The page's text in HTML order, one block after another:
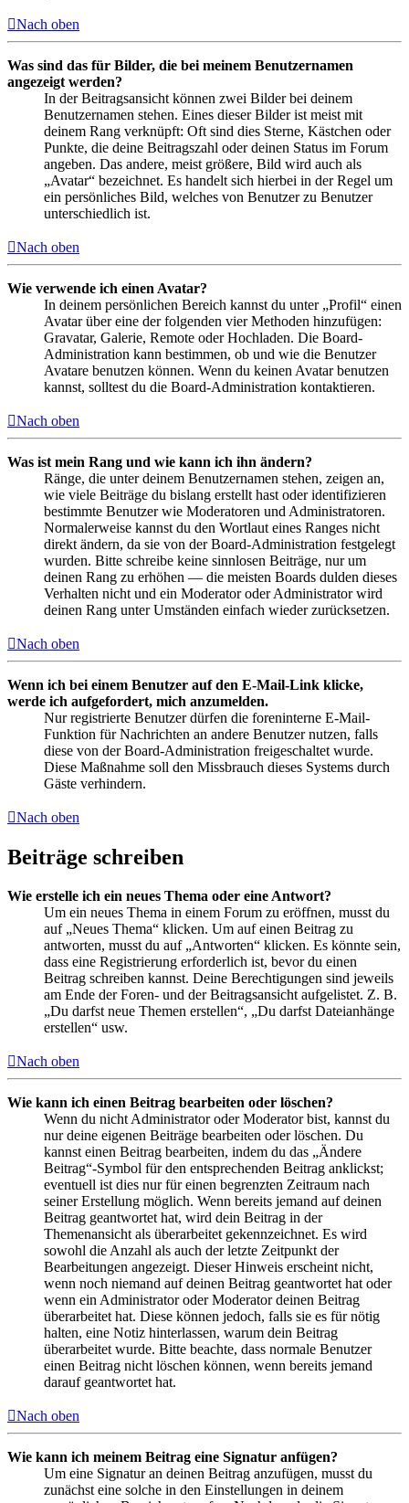
Nach oben
Was sind das für Bilder, die bei meinem Benutzernamen
angezeigt werden?
In der Beitragsansicht können zwei Bilder bei deinem
Benutzernamen stehen. Eines dieser Bilder ist meist mit
deinem Rang verknüpft: Oft sind dies Sterne, Kästchen oder
Punkte, die deine Beitragszahl oder deinen Status im Forum
angeben. Das andere, meist größere, Bild wird auch als
„Avatar“ bezeichnet. Es handelt sich hierbei in der Regel um
ein persönliches Bild, welches von Benutzer zu Benutzer
unterschiedlich ist.
Nach oben
Wie verwende ich einen Avatar?
In deinem persönlichen Bereich kannst du unter „Profil“ einen
Avatar über eine der folgenden vier Methoden hinzufügen:
Gravatar, Galerie, Remote oder Hochladen. Die Board-
Administration kann bestimmen, ob und wie die Benutzer
Avatare benutzen können. Wenn du keinen Avatar benutzen
kannst, solltest du die Board-Administration kontaktieren.
Nach oben
Was ist mein Rang und wie kann ich ihn ändern?
Ränge, die unter deinem Benutzernamen stehen, zeigen an,
wie viele Beiträge du bislang erstellt hast oder identifizieren
bestimmte Benutzer wie Moderatoren und Administratoren.
Normalerweise kannst du den Wortlaut eines Ranges nicht
direkt ändern, da sie von der Board-Administration festgelegt
wurden. Bitte schreibe keine sinnlosen Beiträge, nur um
deinen Rang zu erhöhen — die meisten Boards dulden dieses
Verhalten nicht und ein Moderator oder Administrator wird
deinen Rang unter Umständen einfach wieder zurücksetzen.
Nach oben
Wenn ich bei einem Benutzer auf den E-Mail-Link klicke,
werde ich aufgefordert, mich anzumelden.
Nur registrierte Benutzer dürfen die foreninterne E-Mail-
Funktion für Nachrichten an andere Benutzer nutzen, falls
diese von der Board-Administration freigeschaltet wurde.
Diese Maßnahme soll den Missbrauch dieses Systems durch
Gäste verhindern.
Nach oben
Beiträge schreiben
Wie erstelle ich ein neues Thema oder eine Antwort?
Um ein neues Thema in einem Forum zu eröffnen, musst du
auf „Neues Thema“ klicken. Um auf einen Beitrag zu
antworten, musst du auf „Antworten“ klicken. Es könnte sein,
dass eine Registrierung erforderlich ist, bevor du einen
Beitrag schreiben kannst. Deine Berechtigungen sind jeweils
am Ende der Foren- und der Beitragsansicht aufgelistet. Z. B.
„Du darfst neue Themen erstellen“, „Du darfst Dateianhänge
erstellen“ usw.
Nach oben
Wie kann ich einen Beitrag bearbeiten oder löschen?
Wenn du nicht Administrator oder Moderator bist, kannst du
nur deine eigenen Beiträge bearbeiten oder löschen. Du
kannst einen Beitrag bearbeiten, indem du das „Ändere
Beitrag“-Symbol für den entsprechenden Beitrag anklickst;
eventuell ist dies nur für einen begrenzten Zeitraum nach
seiner Erstellung möglich. Wenn bereits jemand auf deinen
Beitrag geantwortet hat, wird dein Beitrag in der
Themenansicht als überarbeitet gekennzeichnet. Es wird
sowohl die Anzahl als auch der letzte Zeitpunkt der
Bearbeitungen angezeigt. Dieser Hinweis erscheint nicht,
wenn noch niemand auf deinen Beitrag geantwortet hat oder
wenn ein Administrator oder Moderator deinen Beitrag
überarbeitet hat. Diese können jedoch, falls sie es für nötig
halten, eine Notiz hinterlassen, warum dein Beitrag
überarbeitet wurde. Bitte beachte, dass normale Benutzer
einen Beitrag nicht löschen können, wenn bereits jemand
darauf geantwortet hat.
Nach oben
Wie kann ich meinem Beitrag eine Signatur anfügen?
Um eine Signatur an deinen Beitrag anzufügen, musst du
zunächst eine solche in den Einstellungen in deinem